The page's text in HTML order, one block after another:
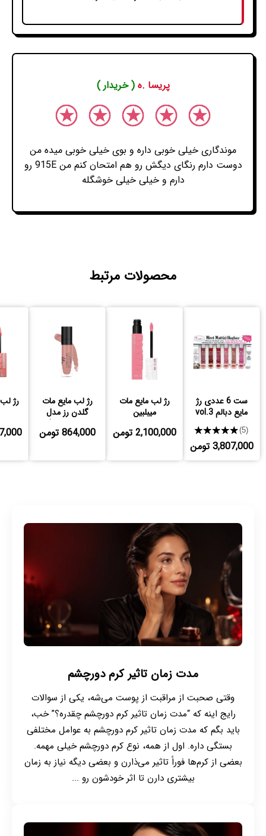
پریسا .ه( خریدار )
موندگاری خیلی خوبی داره و بوی خیلی خوبی میده من
دوست دارم رنگای دیگش رو هم امتحان کنم من 915E رو
دارم و خیلی خیلی خوشگله
محصولات مرتبط
ست 6 عددی رژ
مایع دبالم vol.3
★★★★★(5)
3,807,000 تومن
رژ لب مایع مات
میبلبین
2,100,000 تومن
رژ لب مایع مات
گلدن رز مدل
Longstay
864,000 تومن
رژ
مدت زمان تاثیر کرم دورچشم
وقتی صحبت از مراقبت از پوست می‌شه، یکی از سوالات
رایج اینه که “مدت زمان تاثیر کرم دورچشم چقدره؟” خب،
باید بگم که مدت زمان تاثیر کرم دورچشم به عوامل مختلفی
بستگی داره. اول از همه، نوع کرم دورچشم خیلی مهمه.
بعضی از کرم‌ها فوراً تاثیر می‌ذارن و بعضی دیگه نیاز به زمان
بیشتری دارن تا اثر خودشون رو ...